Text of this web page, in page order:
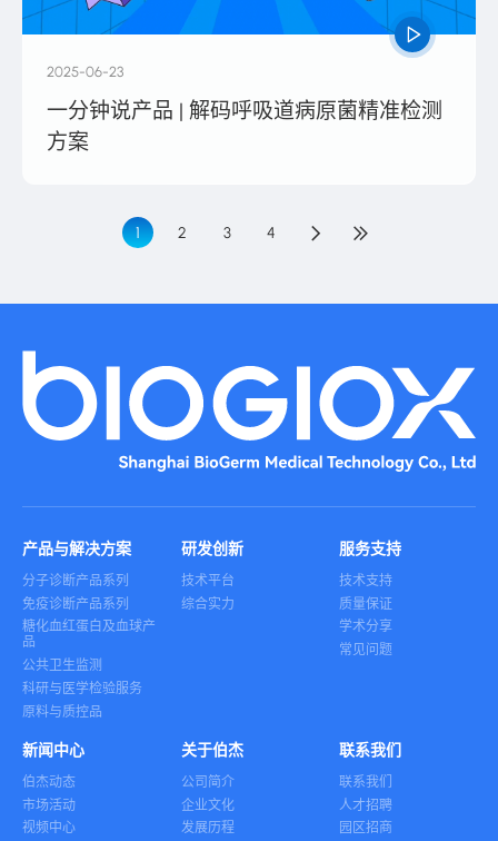
2025-06-23
一分钟说产品 | 解码呼吸道病原菌精准检测
方案
1 2 3 4
产品与解决方案
分子诊断产品系列
免疫诊断产品系列
糖化血红蛋白及血球产
品
公共卫生监测
科研与医学检验服务
原料与质控品
研发创新
技术平台
综合实力
服务支持
技术支持
质量保证
学术分享
常见问题
新闻中心
伯杰动态
市场活动
视频中心
关于伯杰
公司简介
企业文化
发展历程
联系我们
联系我们
人才招聘
园区招商